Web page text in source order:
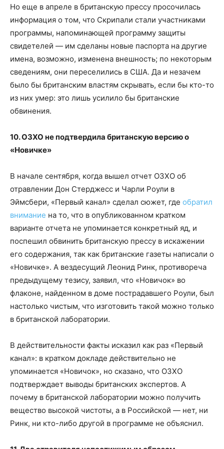
Но еще в апреле в британскую прессу просочилась
информация о том, что Скрипали стали участниками
программы, напоминающей программу защиты
свидетелей — им сделаны новые паспорта на другие
имена, возможно, изменена внешность; по некоторым
сведениям, они переселились в США. Да и незачем
было бы британским властям скрывать, если бы кто-то
из них умер: это лишь усилило бы британские
обвинения.
10. ОЗХО не подтвердила британскую версию о
«Новичке»
В начале сентября, когда вышел отчет ОЗХО об
отравлении Дон Стерджесс и Чарли Роули в
Эймсбери, «Первый канал» сделал сюжет, где обратил
внимание на то, что в опубликованном кратком
варианте отчета не упоминается конкретный яд, и
поспешил обвинить британскую прессу в искажении
его содержания, так как британские газеты написали о
«Новичке». А вездесущий Леонид Ринк, противореча
предыдущему тезису, заявил, что «Новичок» во
флаконе, найденном в доме пострадавшего Роули, был
настолько чистым, что изготовить такой можно только
в британской лаборатории.
В действительности факты исказил как раз «Первый
канал»: в кратком докладе действительно не
упоминается «Новичок», но сказано, что ОЗХО
подтверждает выводы британских экспертов. А
почему в британской лаборатории можно получить
вещество высокой чистоты, а в Российской — нет, ни
Ринк, ни кто-либо другой в программе не объяснил.